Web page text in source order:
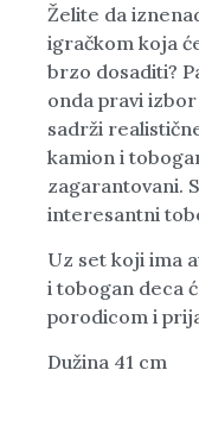
Želite da
igračkom koja
brzo dosaditi?
onda pravi izbor
sadrži
kamion i
zagarantovani.
interesantni
Uz set koji ima
i tobogan deca
porodicom i
Dužina 41 cm